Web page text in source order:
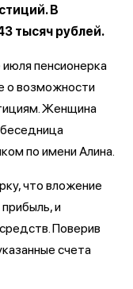
В
тысяч рублей.
пенсионерка
о возможности
Женщина
по имени Алина.
что вложение
и
Поверив
счета